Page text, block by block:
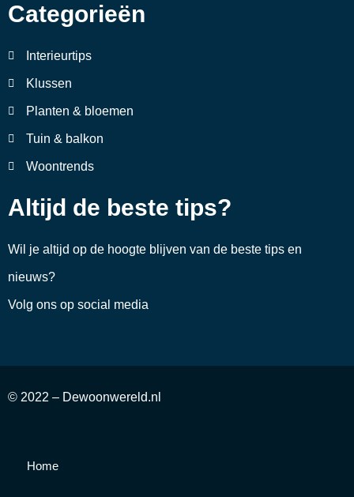
Categorieën
Interieurtips
Klussen
Planten & bloemen
Tuin & balkon
Woontrends
Altijd de beste tips?
Wil je altijd op de hoogte blijven van de beste tips en
nieuws?
Volg ons op social media
© 2022 – Dewoonwereld.nl
Home